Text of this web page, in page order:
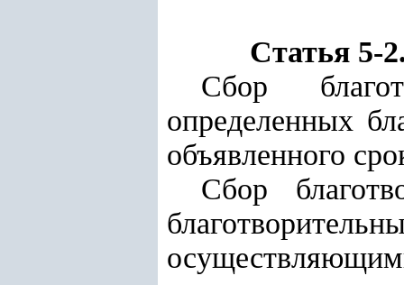
Статья 5-
Сбор
определенных
объявленного
Сбор